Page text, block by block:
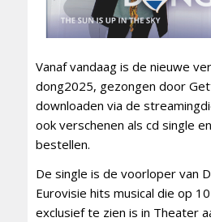
Vanaf vandaag is de nieuwe
dong2025, gezongen door
downloaden via de
ook verschenen als cd single
bestellen.
De single is de voorloper van
Eurovisie hits musical die op
exclusief te zien is in Theater